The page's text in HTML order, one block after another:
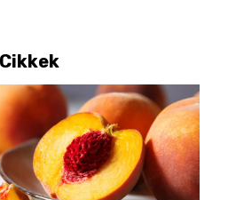
Cikkek